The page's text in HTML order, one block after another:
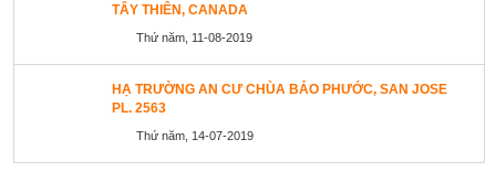
TÂY THIÊN, CANADA
Thứ năm, 11-08-2019
HẠ TRƯỜNG AN CƯ CHÙA BẢO PHƯỚC, SAN JOSE
PL. 2563
Thứ năm, 14-07-2019